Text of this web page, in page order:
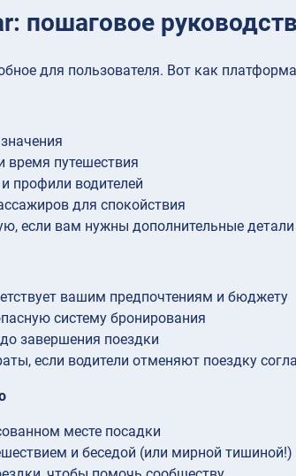
пошаговое
для пользователя. Вот как
время путешествия
профили водителей
для спокойствия
если вам нужны дополнительные детали
вашим предпочтениям и бюджету
систему бронирования
завершения поездки
если водители отменяют поездку
месте посадки
и беседой (или мирной тишиной!)